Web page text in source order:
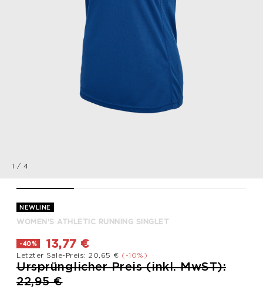
1 / 4
NEWLINE
WOMEN'S ATHLETIC RUNNING SINGLET
-40% 13,77 €
Letzter Sale-Preis: 20,65 € (-10%)
Preis reduziert von
Ursprünglicher Preis (inkl. MwST):
22,95 €bis